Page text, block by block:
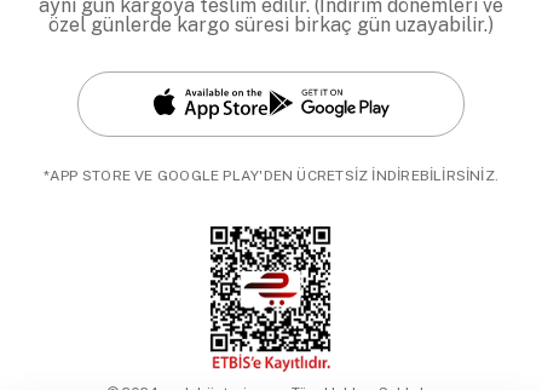
aynı gün kargoya teslim edilir. (İndirim dönemleri ve
özel günlerde kargo süresi birkaç gün uzayabilir.)
*APP STORE VE GOOGLE PLAY'DEN ÜCRETSİZ İNDİREBİLİRSİNİZ.